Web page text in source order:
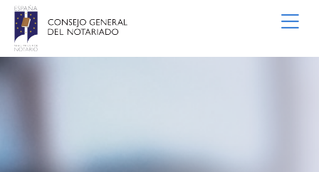
Saltar al contenido principal